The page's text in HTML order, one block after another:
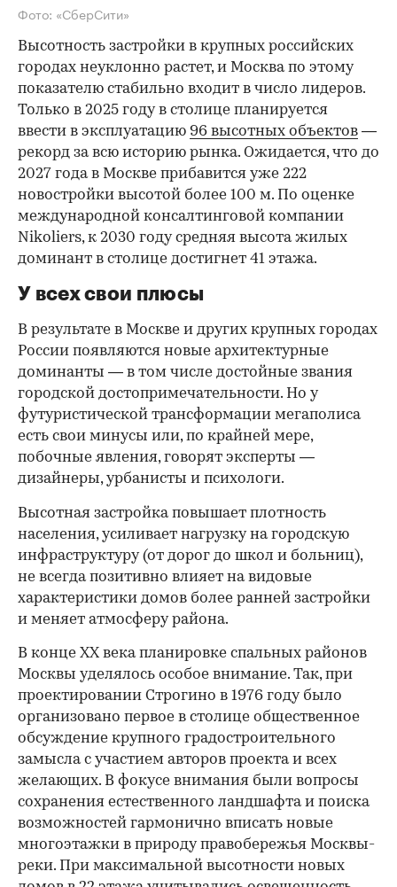
Фото: «СберСити»
Высотность застройки в крупных российских
городах неуклонно растет, и Москва по этому
показателю стабильно входит в число лидеров.
Только в 2025 году в столице планируется
ввести в эксплуатацию 96 высотных объектов —
рекорд за всю историю рынка. Ожидается, что до
2027 года в Москве прибавится уже 222
новостройки высотой более 100 м. По оценке
международной консалтинговой компании
Nikoliers, к 2030 году средняя высота жилых
доминант в столице достигнет 41 этажа.
У всех свои плюсы
В результате в Москве и других крупных городах
России появляются новые архитектурные
доминанты — в том числе достойные звания
городской достопримечательности. Но у
футуристической трансформации мегаполиса
есть свои минусы или, по крайней мере,
побочные явления, говорят эксперты —
дизайнеры, урбанисты и психологи.
Высотная застройка повышает плотность
населения, усиливает нагрузку на городскую
инфраструктуру (от дорог до школ и больниц),
не всегда позитивно влияет на видовые
характеристики домов более ранней застройки
и меняет атмосферу района.
В конце XX века планировке спальных районов
Москвы уделялось особое внимание. Так, при
проектировании Строгино в 1976 году было
организовано первое в столице общественное
обсуждение крупного градостроительного
замысла с участием авторов проекта и всех
желающих. В фокусе внимания были вопросы
сохранения естественного ландшафта и поиска
возможностей гармонично вписать новые
многоэтажки в природу правобережья Москвы-
реки. При максимальной высотности новых